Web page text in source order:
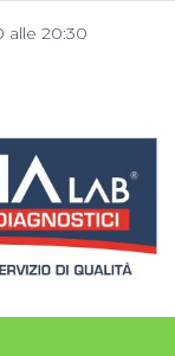
alle 20:30